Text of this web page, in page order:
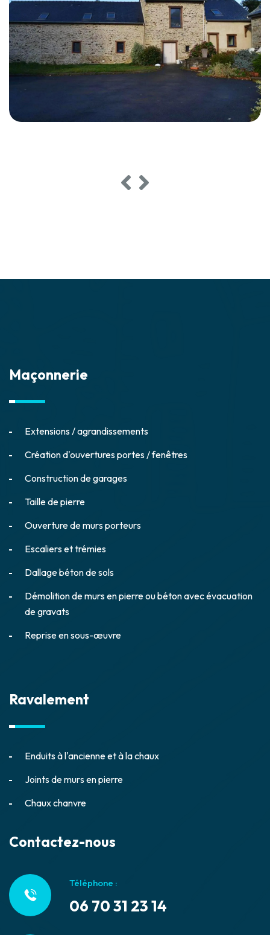
Maçonnerie
Extensions / agrandissements
Création d'ouvertures portes / fenêtres
Construction de garages
Taille de pierre
Ouverture de murs porteurs
Escaliers et trémies
Dallage béton de sols
Démolition de murs en pierre ou béton avec évacuation
de gravats
Reprise en sous-œuvre
Ravalement
Enduits à l'ancienne et à la chaux
Joints de murs en pierre
Chaux chanvre
Contactez-nous
Téléphone :
06 70 31 23 14